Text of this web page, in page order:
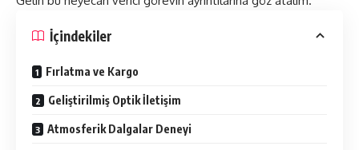
İçindekiler
Fırlatma ve Kargo
Geliştirilmiş Optik İletişim
Atmosferik Dalgalar Deneyi